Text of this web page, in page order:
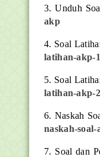
3. Unduh
akp
4. Soal
latihan-akp-1
5. Soal
latihan-akp-2
6. Naskah
naskah-soal-
7. Soal dan